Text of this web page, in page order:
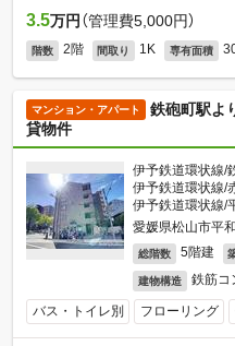
3.5万円 （管理費5,000円）
階数 2階 間取り 1K 専有面積
マンション・アパート
鉄砲町駅よ
貸物件
伊予鉄道環状線/
伊予鉄道環状線/
伊予鉄道環状線/
愛媛県松山市平
総階数 5階建
建物構造 鉄筋コ
バス・トイレ別 フローリング